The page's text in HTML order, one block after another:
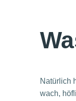
Natürlich
wach,